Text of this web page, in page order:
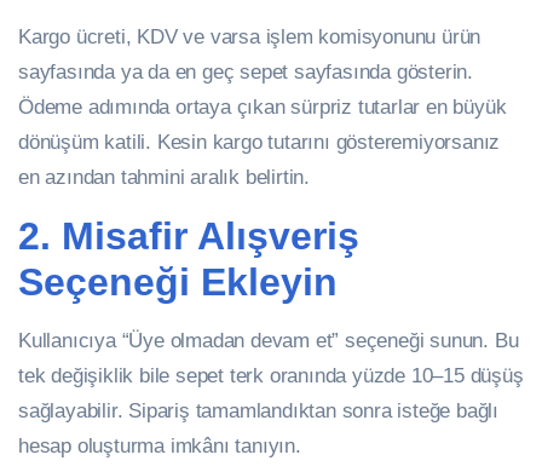
Kargo ücreti, KDV ve varsa işlem komisyonunu ürün
sayfasında ya da en geç sepet sayfasında gösterin.
Ödeme adımında ortaya çıkan sürpriz tutarlar en büyük
dönüşüm katili. Kesin kargo tutarını gösteremiyorsanız
en azından tahmini aralık belirtin.
2. Misafir Alışveriş
Seçeneği Ekleyin
Kullanıcıya “Üye olmadan devam et” seçeneği sunun. Bu
tek değişiklik bile sepet terk oranında yüzde 10–15 düşüş
sağlayabilir. Sipariş tamamlandıktan sonra isteğe bağlı
hesap oluşturma imkânı tanıyın.